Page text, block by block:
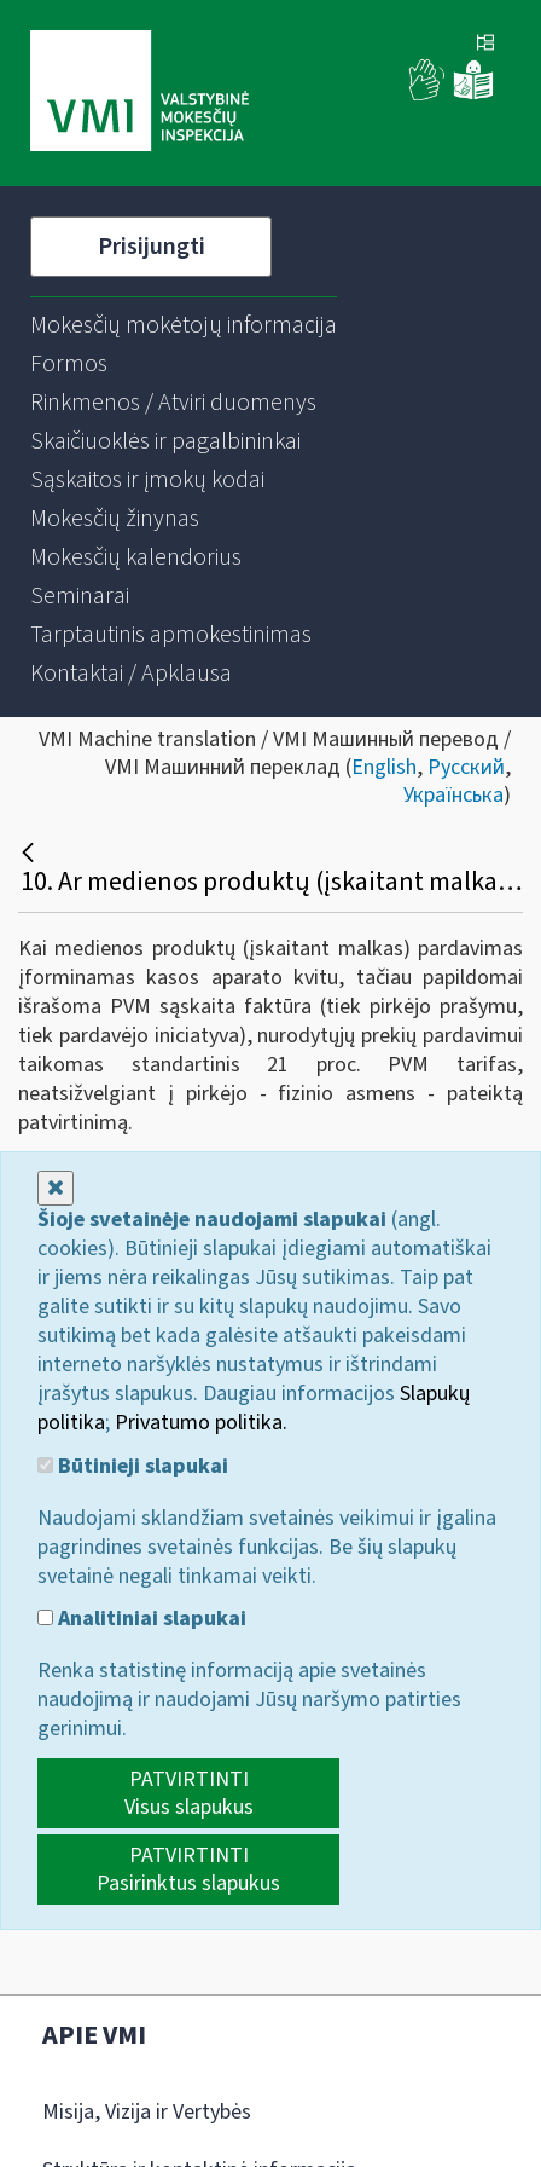
Prisijungti
Mokesčių mokėtojų informacija
Formos
Rinkmenos / Atviri duomenys
Skaičiuoklės ir pagalbininkai
Sąskaitos ir įmokų kodai
Mokesčių žinynas
Mokesčių kalendorius
Seminarai
Tarptautinis apmokestinimas
Kontaktai / Apklausa
VMI Machine translation / VMI Машинный перевод /
VMI Машинний переклад (English, Русский,
Українська)
10. Ar medienos produktų (įskaitant malkas) pardavimui taikomas lengvatinis 9 proc. PVM tarifas, kai nurodytų prekių pardavimas įforminamas kasos aparato kvitu, papildomai išduodama PVM sąskaita faktūra, o pirkėjas – fizinis asmuo pateikia raštišką patvirtinimą, kad įsigyti medienos produktai (įskaitant malkas) bus naudojami šeimos ar namų ūkio poreikiams, nesusijusiems su ūkine komercine ar profesine veikla?
Kai medienos produktų (įskaitant malkas) pardavimas
įforminamas kasos aparato kvitu, tačiau papildomai
išrašoma PVM sąskaita faktūra (tiek pirkėjo prašymu,
tiek pardavėjo iniciatyva), nurodytųjų prekių pardavimui
taikomas standartinis 21 proc. PVM tarifas,
neatsižvelgiant į pirkėjo - fizinio asmens - pateiktą
patvirtinimą.
Šioje svetainėje naudojami slapukai (angl.
cookies). Būtinieji slapukai įdiegiami automatiškai
ir jiems nėra reikalingas Jūsų sutikimas. Taip pat
galite sutikti ir su kitų slapukų naudojimu. Savo
sutikimą bet kada galėsite atšaukti pakeisdami
interneto naršyklės nustatymus ir ištrindami
įrašytus slapukus. Daugiau informacijos Slapukų
politika; Privatumo politika.
Būtinieji slapukai
Naudojami sklandžiam svetainės veikimui ir įgalina
pagrindines svetainės funkcijas. Be šių slapukų
svetainė negali tinkamai veikti.
Analitiniai slapukai
Renka statistinę informaciją apie svetainės
naudojimą ir naudojami Jūsų naršymo patirties
gerinimui.
PATVIRTINTI
Visus slapukus
PATVIRTINTI
Pasirinktus slapukus
APIE VMI
Misija, Vizija ir Vertybės